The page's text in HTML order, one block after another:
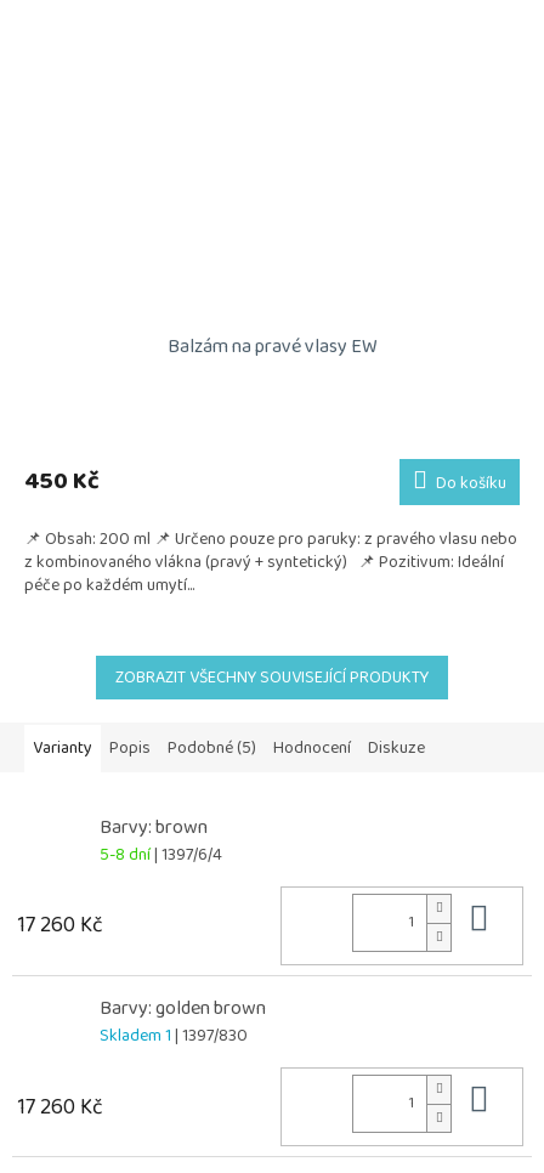
Balzám na pravé vlasy EW
450 Kč Do košíku
📌 Obsah: 200 ml 📌 Určeno pouze pro paruky: z pravého vlasu nebo
z kombinovaného vlákna (pravý + syntetický) 📌 Pozitivum: Ideální
péče po každém umytí...
ZOBRAZIT VŠECHNY SOUVISEJÍCÍ PRODUKTY
Varianty Popis Podobné (5) Hodnocení Diskuze
Barvy: brown
5-8 dní| 1397/6/4
17 260 Kč
Barvy: golden brown
Skladem 1| 1397/830
17 260 Kč